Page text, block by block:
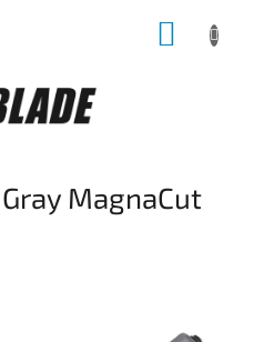
MagnaCut